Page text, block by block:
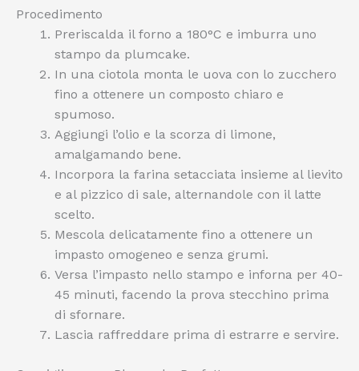
Procedimento
Preriscalda il forno a 180°C e imburra uno
stampo da plumcake.
In una ciotola monta le uova con lo zucchero
fino a ottenere un composto chiaro e
spumoso.
Aggiungi l’olio e la scorza di limone,
amalgamando bene.
Incorpora la farina setacciata insieme al lievito
e al pizzico di sale, alternandole con il latte
scelto.
Mescola delicatamente fino a ottenere un
impasto omogeneo e senza grumi.
Versa l’impasto nello stampo e inforna per 40-
45 minuti, facendo la prova stecchino prima
di sfornare.
Lascia raffreddare prima di estrarre e servire.